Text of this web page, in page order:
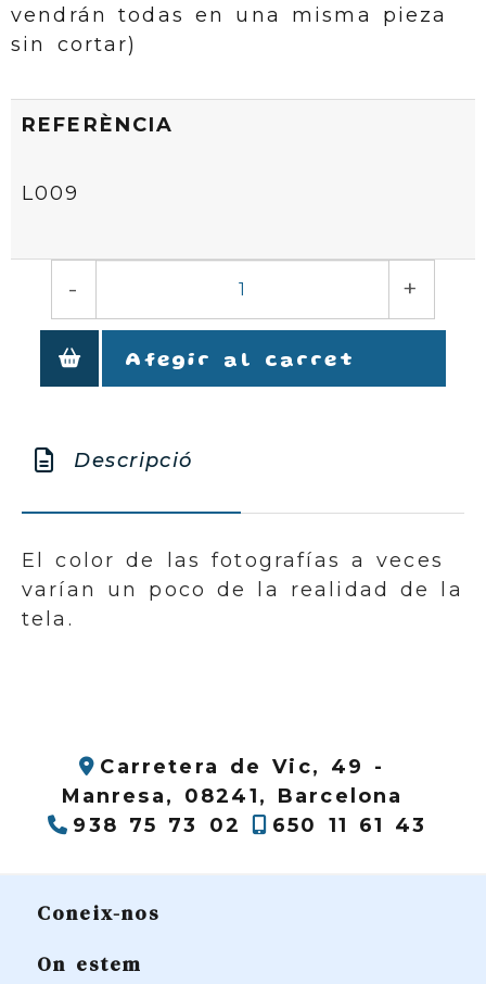
vendrán todas en una misma pieza
sin cortar)
REFERÈNCIA
L009
- +
Afegir al carret
Descripció
El color de las fotografías a veces
varían un poco de la realidad de la
tela.
Carretera de Vic, 49 -
Manresa, 08241, Barcelona
938 75 73 02
650 11 61 43
Coneix-nos
On estem